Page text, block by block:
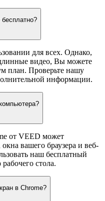
бесплатно?
для всех. Однако,
видео, Вы можете
план. Проверьте нашу
информации.
от VEED может
вашего браузера и веб-
наш бесплатный
стола.
в Chrome?